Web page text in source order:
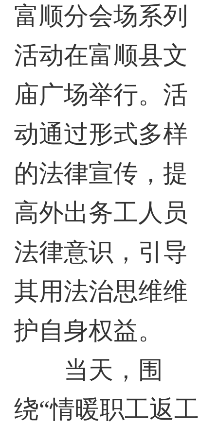
富顺分会场系列
活动在富顺县文
庙广场举行。活
动通过形式多样
的法律宣传，提
高外出务工人员
法律意识，引导
其用法治思维维
护自身权益。
当天，围
绕“情暖职工返工